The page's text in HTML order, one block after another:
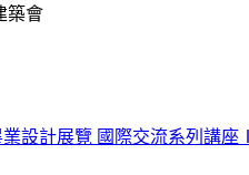
築會
設計展覽 國際交流系列講座Ⅰ